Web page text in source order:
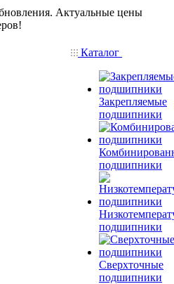
Актуальные цены
Каталог
Закрепляемые
подшипники
подшипники
подшипники
Сверхточные
подшипники